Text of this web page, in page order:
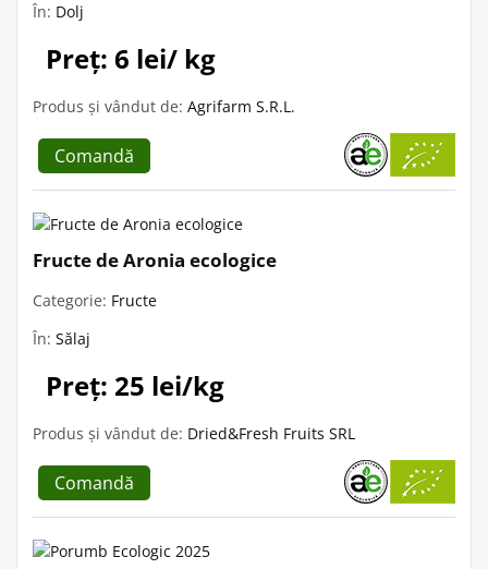
În: Dolj
Preț: 6 lei/ kg
Produs și vândut de: Agrifarm S.R.L.
Comandă
Fructe de Aronia ecologice
Categorie: Fructe
În: Sălaj
Preț: 25 lei/kg
Produs și vândut de: Dried&Fresh Fruits SRL
Comandă